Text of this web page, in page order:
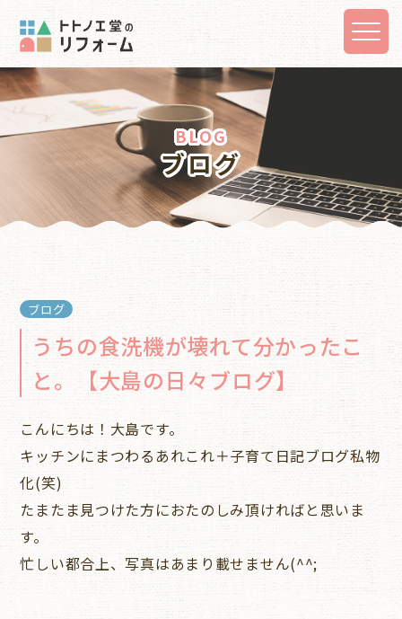
BLOG
ブログ
ブログ
うちの食洗機が壊れて分かったこ
と。【大島の日々ブログ】
こんにちは！大島です。
キッチンにまつわるあれこれ＋子育て日記ブログ私物
化(笑)
たまたま見つけた方におたのしみ頂ければと思いま
す。
忙しい都合上、写真はあまり載せません(^^;